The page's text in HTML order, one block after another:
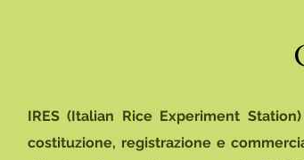
IRES (Italian Rice Experiment
costituzione, registrazione e